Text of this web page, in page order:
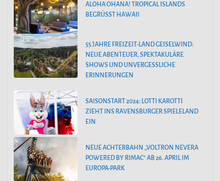
ALOHA OHANA! TROPICAL ISLANDS
BEGRÜSST HAWAII
55 JAHRE FREIZEIT-LAND GEISELWIND:
NEUE ABENTEUER, SPEKTAKULÄRE
SHOWS UND UNVERGESSLICHE
ERINNERUNGEN
SAISONSTART 2024: LOTTI KAROTTI
ZIEHT INS RAVENSBURGER SPIELELAND
EIN
NEUE ACHTERBAHN „VOLTRON NEVERA
POWERED BY RIMAC“ AB 26. APRIL IM
EUROPA-PARK